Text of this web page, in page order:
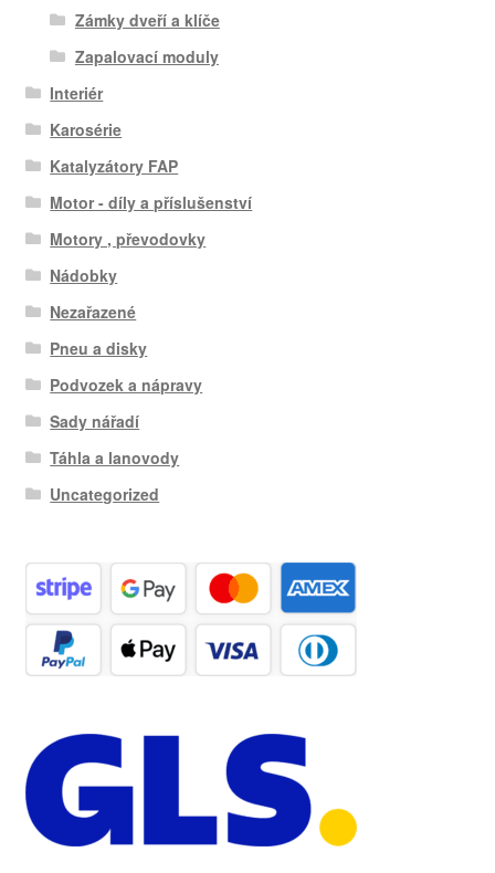
Zámky dveří a klíče
Zapalovací moduly
Interiér
Karosérie
Katalyzátory FAP
Motor - díly a příslušenství
Motory , převodovky
Nádobky
Nezařazené
Pneu a disky
Podvozek a nápravy
Sady nářadí
Táhla a lanovody
Uncategorized